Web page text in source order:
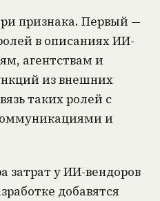
признака. Первый —
в описаниях ИИ-
агентствам и
из внешних
таких ролей с
и
затрат у ИИ-вендоров
добавятся